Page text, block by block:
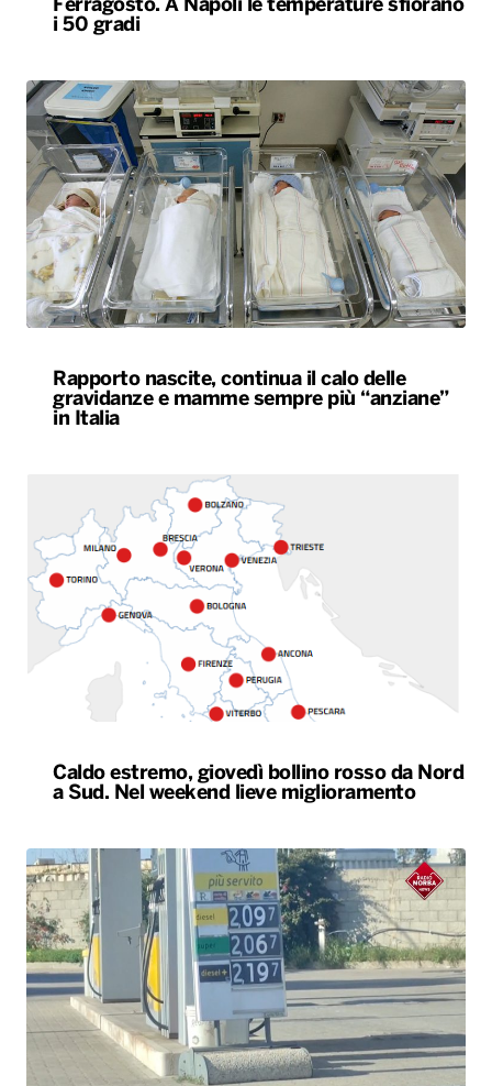
Ferragosto. A Napoli le temperature sfiorano
i 50 gradi
Rapporto nascite, continua il calo delle
gravidanze e mamme sempre più “anziane”
in Italia
Caldo estremo, giovedì bollino rosso da Nord
a Sud. Nel weekend lieve miglioramento